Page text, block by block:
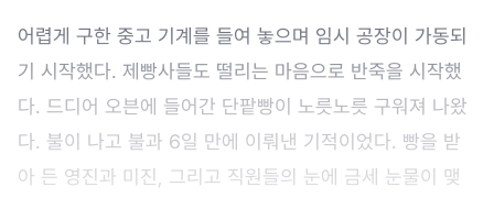
어렵게 구한 중고 기계를 들여 놓으며 임시 공장이 가동되
기 시작했다. 제빵사들도 떨리는 마음으로 반죽을 시작했
다. 드디어 오븐에 들어간 단팥빵이 노릇노릇 구워져 나왔
다. 불이 나고 불과 6일 만에 이뤄낸 기적이었다. 빵을 받
아 든 영진과 미진, 그리고 직원들의 눈에 금세 눈물이 맺